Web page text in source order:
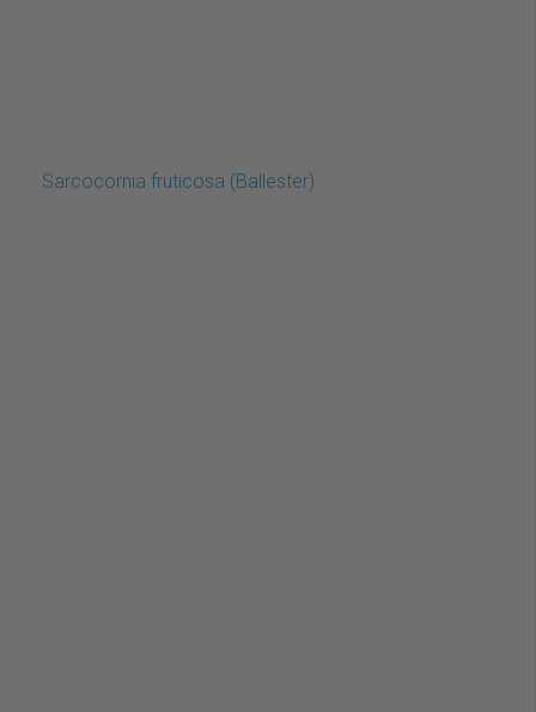
Sarcocornia fruticosa (Ballester)